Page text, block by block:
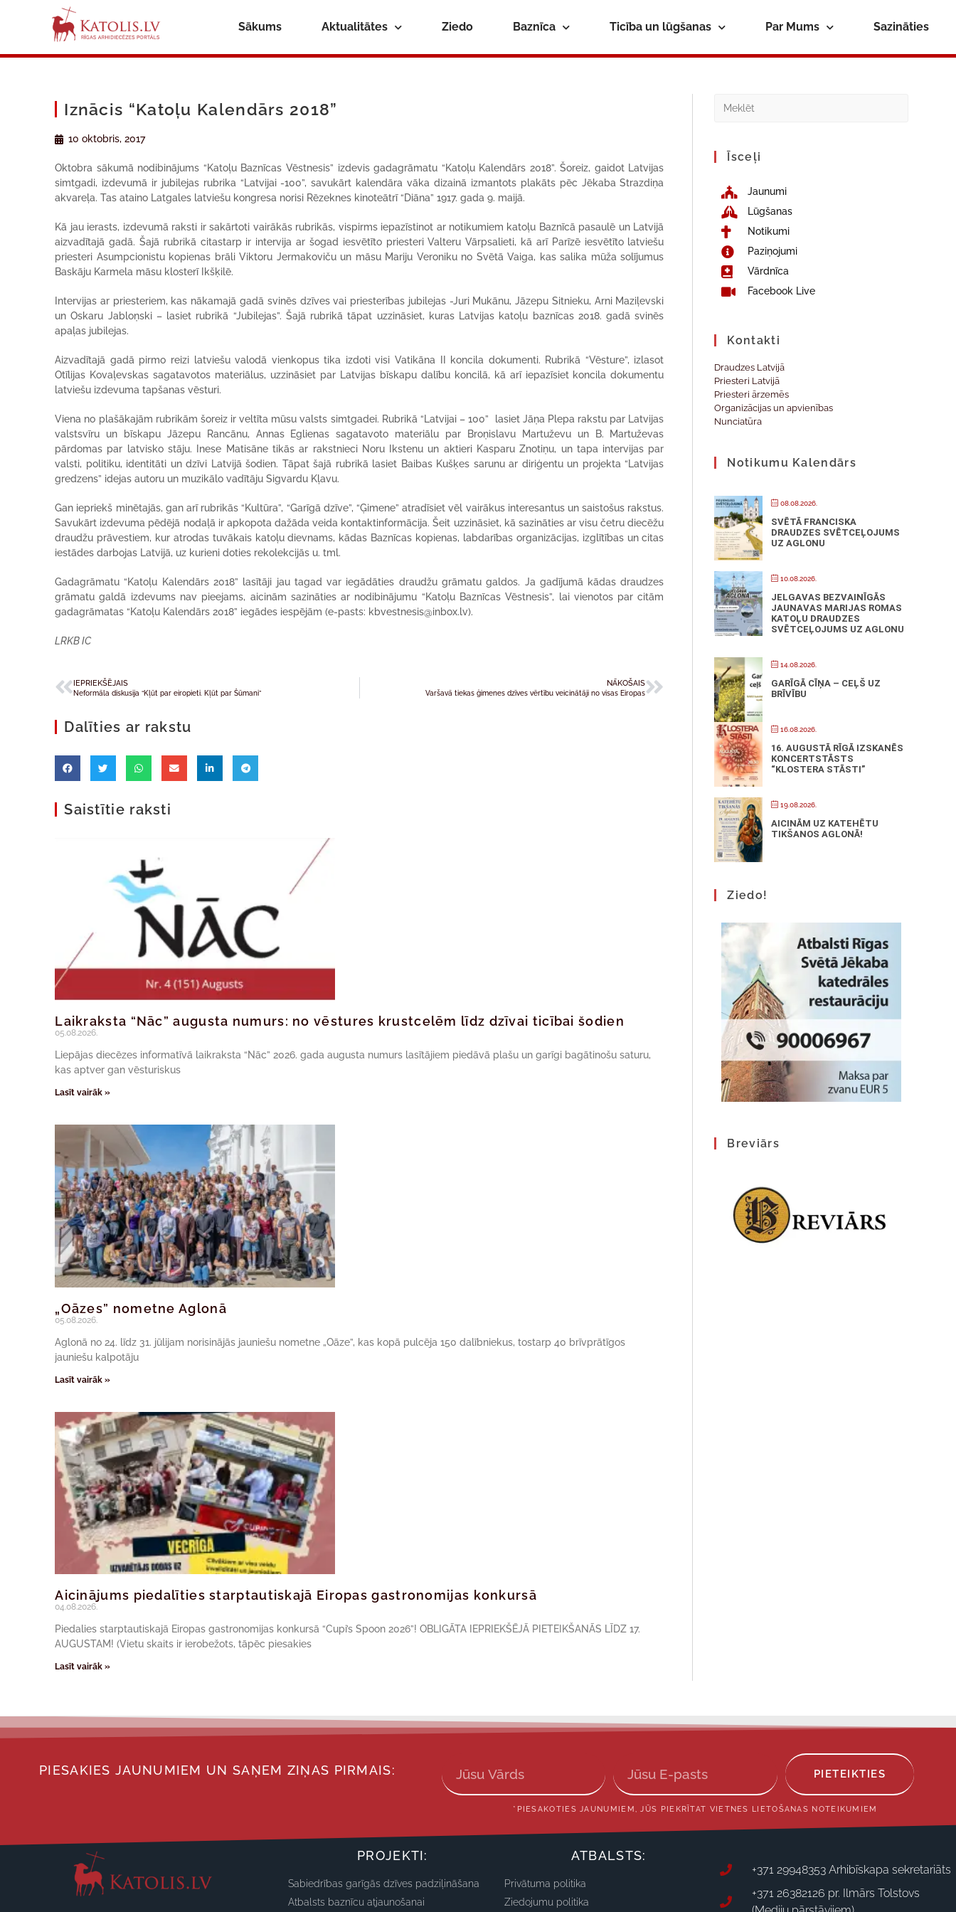
Sākums Aktualitātes Ziedo Baznīca Ticība un lūgšanas Par Mums Sazināties
Iznācis “Katoļu Kalendārs 2018”
10 oktobris, 2017
Oktobra sākumā nodibinājums “Katoļu Baznīcas Vēstnesis” izdevis gadagrāmatu “Katoļu Kalendārs 2018”. Šoreiz, gaidot Latvijas
simtgadi, izdevumā ir jubilejas rubrika “Latvijai -100”, savukārt kalendāra vāka dizainā izmantots plakāts pēc Jēkaba Strazdiņa
akvareļa. Tas ataino Latgales latviešu kongresa norisi Rēzeknes kinoteātrī “Diāna” 1917. gada 9. maijā.
Kā jau ierasts, izdevumā raksti ir sakārtoti vairākās rubrikās, vispirms iepazīstinot ar notikumiem katoļu Baznīcā pasaulē un Latvijā
aizvadītajā gadā. Šajā rubrikā citastarp ir intervija ar šogad iesvētīto priesteri Valteru Vārpsalieti, kā arī Parīzē iesvētīto latviešu
priesteri Asumpcionistu kopienas brāli Viktoru Jermakoviču un māsu Mariju Veroniku no Svētā Vaiga, kas salika mūža solījumus
Baskāju Karmela māsu klosterī Ikšķilē.
Intervijas ar priesteriem, kas nākamajā gadā svinēs dzīves vai priesterības jubilejas -Juri Mukānu, Jāzepu Sitnieku, Arni Maziļevski
un Oskaru Jabloņski – lasiet rubrikā “Jubilejas”. Šajā rubrikā tāpat uzzināsiet, kuras Latvijas katoļu baznīcas 2018. gadā svinēs
apaļas jubilejas.
Aizvadītajā gadā pirmo reizi latviešu valodā vienkopus tika izdoti visi Vatikāna II koncila dokumenti. Rubrikā “Vēsture”, izlasot
Otīlijas Kovaļevskas sagatavotos materiālus, uzzināsiet par Latvijas bīskapu dalību koncilā, kā arī iepazīsiet koncila dokumentu
latviešu izdevuma tapšanas vēsturi.
Viena no plašākajām rubrikām šoreiz ir veltīta mūsu valsts simtgadei. Rubrikā “Latvijai – 100” lasiet Jāņa Plepa rakstu par Latvijas
valstsvīru un bīskapu Jāzepu Rancānu, Annas Eglienas sagatavoto materiālu par Broņislavu Martuževu un B. Martuževas
pārdomas par latvisko stāju. Inese Matisāne tikās ar rakstnieci Noru Ikstenu un aktieri Kasparu Znotiņu, un tapa intervijas par
valsti, politiku, identitāti un dzīvi Latvijā šodien. Tāpat šajā rubrikā lasiet Baibas Kušķes sarunu ar diriģentu un projekta “Latvijas
gredzens” idejas autoru un muzikālo vadītāju Sigvardu Kļavu.
Gan iepriekš minētajās, gan arī rubrikās “Kultūra”, “Garīgā dzīve”, “Ģimene” atradīsiet vēl vairākus interesantus un saistošus rakstus.
Savukārt izdevuma pēdējā nodaļā ir apkopota dažāda veida kontaktinformācija. Šeit uzzināsiet, kā sazināties ar visu četru diecēžu
draudžu prāvestiem, kur atrodas tuvākais katoļu dievnams, kādas Baznīcas kopienas, labdarības organizācijas, izglītības un citas
iestādes darbojas Latvijā, uz kurieni doties rekolekcijās u. tml.
Gadagrāmatu “Katoļu Kalendārs 2018” lasītāji jau tagad var iegādāties draudžu grāmatu galdos. Ja gadījumā kādas draudzes
grāmatu galdā izdevums nav pieejams, aicinām sazināties ar nodibinājumu “Katoļu Baznīcas Vēstnesis”, lai vienotos par citām
gadagrāmatas “Katoļu Kalendārs 2018” iegādes iespējām (e-pasts: kbvestnesis@inbox.lv).
LRKB IC
IEPRIEKŠĒJAIS
Neformāla diskusija “Kļūt par eiropieti. Kļūt par Šūmani”
NĀKOŠAIS
Varšavā tiekas ģimenes dzīves vērtību veicinātāji no visas Eiropas
Dalīties ar rakstu
Saistītie raksti
Laikraksta “Nāc” augusta numurs: no vēstures krustcelēm līdz dzīvai ticībai šodien
05.08.2026.
Liepājas diecēzes informatīvā laikraksta “Nāc” 2026. gada augusta numurs lasītājiem piedāvā plašu un garīgi bagātinošu saturu,
kas aptver gan vēsturiskus
Lasīt vairāk »
„Oāzes” nometne Aglonā
05.08.2026.
Aglonā no 24. līdz 31. jūlijam norisinājās jauniešu nometne „Oāze”, kas kopā pulcēja 150 dalībniekus, tostarp 40 brīvprātīgos
jauniešu kalpotāju
Lasīt vairāk »
Aicinājums piedalīties starptautiskajā Eiropas gastronomijas konkursā
04.08.2026.
Piedalies starptautiskajā Eiropas gastronomijas konkursā “Cupi’s Spoon 2026”! OBLIGĀTA IEPRIEKŠĒJĀ PIETEIKŠANĀS LĪDZ 17.
AUGUSTAM! (Vietu skaits ir ierobežots, tāpēc piesakies
Lasīt vairāk »
Īsceļi
Jaunumi
Lūgšanas
Notikumi
Paziņojumi
Vārdnīca
Facebook Live
Kontakti
Draudzes Latvijā
Priesteri Latvijā
Priesteri ārzemēs
Organizācijas un apvienības
Nunciatūra
Notikumu Kalendārs
08.08.2026.
SVĒTĀ FRANCISKA
DRAUDZES SVĒTCEĻOJUMS
UZ AGLONU
10.08.2026.
JELGAVAS BEZVAINĪGĀS
JAUNAVAS MARIJAS ROMAS
KATOĻU DRAUDZES
SVĒTCEĻOJUMS UZ AGLONU
14.08.2026.
GARĪGĀ CĪŅA – CEĻŠ UZ
BRĪVĪBU
16.08.2026.
16. AUGUSTĀ RĪGĀ IZSKANĒS
KONCERTSTĀSTS
“KLOSTERA STĀSTI”
19.08.2026.
AICINĀM UZ KATEHĒTU
TIKŠANOS AGLONĀ!
Ziedo!
Breviārs
PIESAKIES JAUNUMIEM UN SAŅEM ZIŅAS PIRMAIS: PIETEIKTIES
*PIESAKOTIES JAUNUMIEM, JŪS PIEKRĪTAT VIETNES LIETOŠANAS NOTEIKUMIEM
PROJEKTI:
Sabiedrības garīgās dzīves padziļināšana
Atbalsts baznīcu atjaunošanai
ATBALSTS:
Privātuma politika
Ziedojumu politika
+371 29948353 Arhibīskapa sekretariāts
+371 26382126 pr. Ilmārs Tolstovs